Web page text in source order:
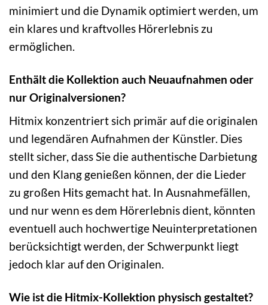
minimiert und die Dynamik optimiert werden, um
ein klares und kraftvolles Hörerlebnis zu
ermöglichen.
Enthält die Kollektion auch Neuaufnahmen oder
nur Originalversionen?
Hitmix konzentriert sich primär auf die originalen
und legendären Aufnahmen der Künstler. Dies
stellt sicher, dass Sie die authentische Darbietung
und den Klang genießen können, der die Lieder
zu großen Hits gemacht hat. In Ausnahmefällen,
und nur wenn es dem Hörerlebnis dient, könnten
eventuell auch hochwertige Neuinterpretationen
berücksichtigt werden, der Schwerpunkt liegt
jedoch klar auf den Originalen.
Wie ist die Hitmix-Kollektion physisch gestaltet?